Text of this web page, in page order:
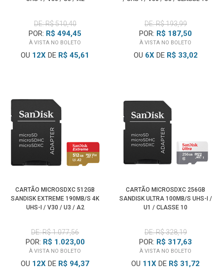
DE: R$ 510,40
POR: R$ 494,45
À VISTA NO BOLETO
OU 12X DE R$ 45,61
DE: R$ 193,99
POR: R$ 187,50
À VISTA NO BOLETO
OU 6XDE R$ 33,02
CARTÃO MICROSDXC 512GB
SANDISK EXTREME 190MB/S 4K
UHS-I / V30 / U3 / A2
DE: R$ 1.077,56
POR: R$ 1.023,00
À VISTA NO BOLETO
OU 12X DE R$ 94,37
CARTÃO MICROSDXC 256GB
SANDISK ULTRA 100MB/S UHS-I /
U1 / CLASSE 10
DE: R$ 328,19
POR: R$ 317,63
À VISTA NO BOLETO
OU 11X DE R$ 31,72